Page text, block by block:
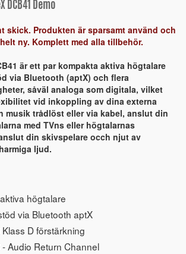
DCB41 Demo
skick. Produkten är sparsamt använd och
ny. Komplett med alla tillbehör.
är ett par kompakta aktiva högtalare
via Bluetooth (aptX) och flera
såväl analoga som digitala, vilket
vid inkoppling av dina externa
musik trådlöst eller via kabel, anslut din
med TVns eller högtalarnas
din skivspelare occh njut av
ljud.
högtalare
via Bluetooth aptX
D förstärkning
- Audio Return Channel